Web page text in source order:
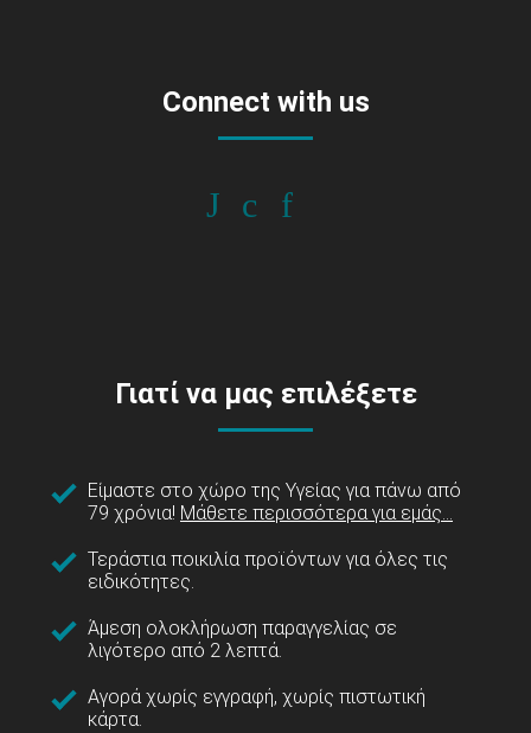
Connect with us
Γιατί να μας επιλέξετε
Είμαστε στο χώρο της Υγείας για πάνω από
79 χρόνια! Μάθετε περισσότερα για εμάς...
Τεράστια ποικιλία προϊόντων για όλες τις
ειδικότητες.
Άμεση ολοκλήρωση παραγγελίας σε
λιγότερο από 2 λεπτά.
Αγορά χωρίς εγγραφή, χωρίς πιστωτική
κάρτα.